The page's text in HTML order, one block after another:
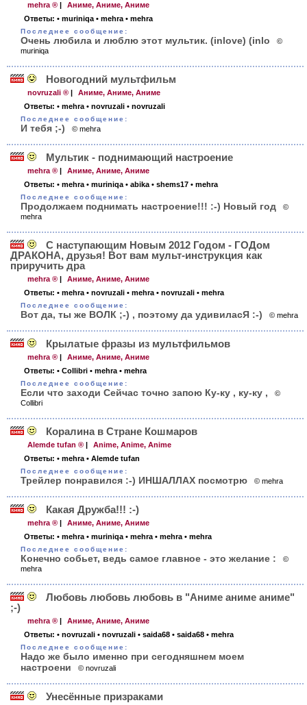
mehra ® |
Аниме, Аниме, Аниме
Ответы: • muriniqa • mehra • mehra
Последнее сообщение:
Очень любила и люблю этот мультик. (inlove) (inlo
©
muriniqa
Новогодний мультфильм
novruzali ® |
Аниме, Аниме, Аниме
Ответы: • mehra • novruzali • novruzali
Последнее сообщение:
И тебя ;-) © mehra
Мультик - поднимающий настроение
mehra ® |
Аниме, Аниме, Аниме
Ответы: • mehra • muriniqa • abika • shems17 • mehra
Последнее сообщение:
Продолжаем поднимать настроение!!! :-) Новый год
©
mehra
С наступающим Новым 2012 Годом - ГОДом
ДРАКОНА, друзья! Вот вам мульт-инструкция как
приручить дра
mehra ® |
Аниме, Аниме, Аниме
Ответы: • mehra • novruzali • mehra • novruzali • mehra
Последнее сообщение:
Вот да, ты же ВОЛК ;-) , поэтому да удивиласЯ :-) © mehra
Крылатые фразы из мультфильмов
mehra ® |
Аниме, Аниме, Аниме
Ответы: • Collibri • mehra • mehra
Последнее сообщение:
Если что заходи Сейчас точно запою Ку-ку , ку-ку ,
©
Collibri
Коралина в Cтране Кошмаров
Alemde tufan ® |
Anime, Anime, Anime
Ответы: • mehra • Alemde tufan
Последнее сообщение:
Трейлер понравился :-) ИНШАЛЛАХ посмотрю © mehra
Какая Дружба!!! :-)
mehra ® |
Аниме, Аниме, Аниме
Ответы: • mehra • muriniqa • mehra • mehra • mehra
Последнее сообщение:
Конечно собьет, ведь самое главное - это желание :
©
mehra
Любовь любовь любовь в "Аниме аниме аниме"
;-)
mehra ® |
Аниме, Аниме, Аниме
Ответы: • novruzali • novruzali • saida68 • saida68 • mehra
Последнее сообщение:
Надо же было именно при сегодняшнем моем
настроени
© novruzali
Унесённые призраками